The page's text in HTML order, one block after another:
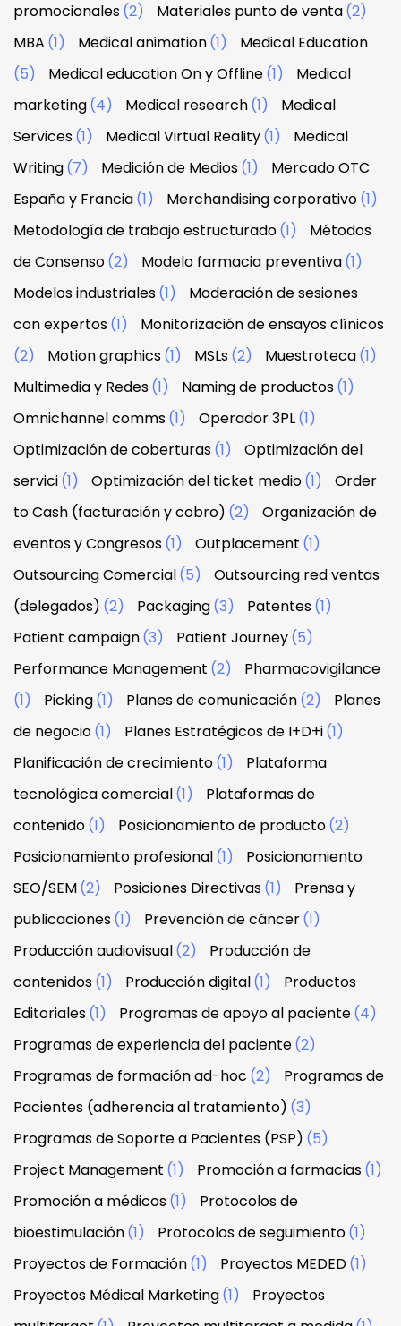
promocionales(2) Materiales punto de venta(2)
MBA (1) Medical animation(1)
Medical Education
(5)
Medical education On y Offline(1)
Medical
marketing(4) Medical research(1)
Medical
Services(1) Medical Virtual Reality(1)
Medical
Writing(7) Medición de Medios(1)
Mercado OTC
España y Francia(1) Merchandising corporativo(1)
Metodología de trabajo estructurado(1)
Métodos
de Consenso(2) Modelo farmacia preventiva(1)
Modelos industriales(1)
Moderación de sesiones
con expertos(1)
Monitorización de ensayos clínicos
(2)
Motion graphics(1) MSLs(2) Muestroteca(1)
Multimedia y Redes(1) Naming de productos(1)
Omnichannel comms(1) Operador 3PL(1)
Optimización de coberturas(1)
Optimización del
servici(1) Optimización del ticket medio(1)
Order
to Cash (facturación y cobro) (2)
Organización de
eventos y Congresos(1) Outplacement (1)
Outsourcing Comercial(5)
Outsourcing red ventas
(delegados) (2) Packaging(3) Patentes(1)
Patient campaign(3) Patient Journey(5)
Performance Management (2)
Pharmacovigilance
(1)
Picking(1) Planes de comunicación(2)
Planes
de negocio(1) Planes Estratégicos de I+D+i(1)
Planificación de crecimiento(1)
Plataforma
tecnológica comercial(1)
Plataformas de
contenido(1) Posicionamiento de producto(2)
Posicionamiento profesional(1)
Posicionamiento
SEO/SEM(2) Posiciones Directivas(1)
Prensa y
publicaciones(1) Prevención de cáncer(1)
Producción audiovisual(2)
Producción de
contenidos(1) Producción digital(1)
Productos
Editoriales(1) Programas de apoyo al paciente(4)
Programas de experiencia del paciente(2)
Programas de formación ad-hoc (2)
Programas de
Pacientes (adherencia al tratamiento) (3)
Programas de Soporte a Pacientes (PSP) (5)
Project Management (1) Promoción a farmacias(1)
Promoción a médicos(1)
Protocolos de
bioestimulación(1) Protocolos de seguimiento(1)
Proyectos de Formación(1) Proyectos MEDED(1)
Proyectos Médical Marketing(1)
Proyectos